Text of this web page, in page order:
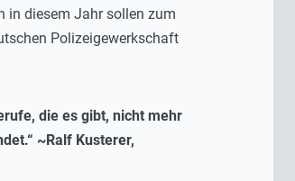
in diesem Jahr sollen zum
Polizeigewerkschaft
die es gibt, nicht mehr
~Ralf Kusterer,